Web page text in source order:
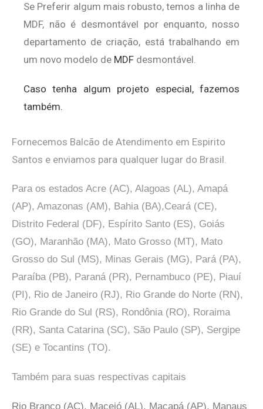
Se Preferir algum mais robusto, temos a linha de
MDF, não é desmontável por enquanto, nosso
departamento de criação, está trabalhando em
um novo modelo de MDF desmontável.
Caso tenha algum projeto especial, fazemos
também.
Fornecemos Balcão de Atendimento em Espirito
Santos e enviamos para qualquer lugar do Brasil.
Para os estados Acre (AC), Alagoas (AL), Amapá
(AP), Amazonas (AM), Bahia (BA),Ceará (CE),
Distrito Federal (DF), Espírito Santo (ES), Goiás
(GO), Maranhão (MA), Mato Grosso (MT), Mato
Grosso do Sul (MS), Minas Gerais (MG), Pará (PA),
Paraíba (PB), Paraná (PR), Pernambuco (PE), Piauí
(PI), Rio de Janeiro (RJ), Rio Grande do Norte (RN),
Rio Grande do Sul (RS), Rondônia (RO), Roraima
(RR), Santa Catarina (SC), São Paulo (SP), Sergipe
(SE) e Tocantins (TO).
Também para suas respectivas capitais
Rio Branco (AC), Maceió (AL), Macapá (AP), Manaus